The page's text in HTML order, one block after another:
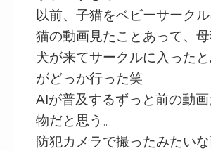
以前、子猫をベビーサーク
猫の動画見たことあって、
犬が来てサークルに入った
がどっか行った笑
AIが普及するずっと前の動
物だと思う。
防犯カメラで撮ったみたい